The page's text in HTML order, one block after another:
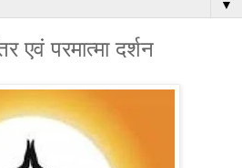
▼
एवं परमात्मा दर्शन